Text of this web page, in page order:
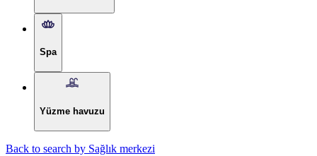
Spa
Yüzme havuzu
Back to search by Sağlık merkezi